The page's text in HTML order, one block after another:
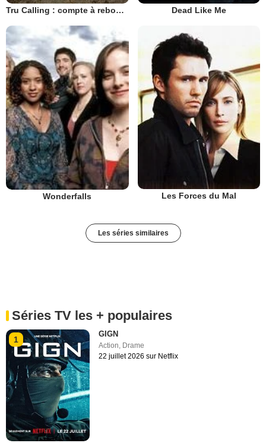
Tru Calling : compte à rebours Dead Like Me
Wonderfalls Les Forces du Mal
Les séries similaires
Séries TV les + populaires
1
GIGN
Action Drame
22 juillet 2026 sur Netflix